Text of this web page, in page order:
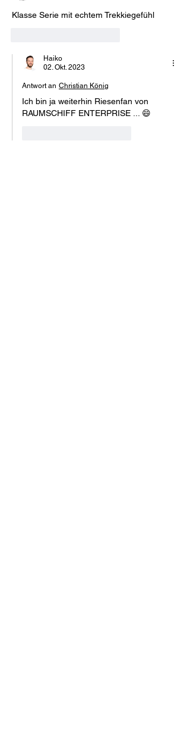
Klasse Serie mit echtem Trekkiegefühl
Haiko
02. Okt. 2023
Antwort an Christian König
Ich bin ja weiterhin Riesenfan von
RAUMSCHIFF ENTERPRISE ... 😄